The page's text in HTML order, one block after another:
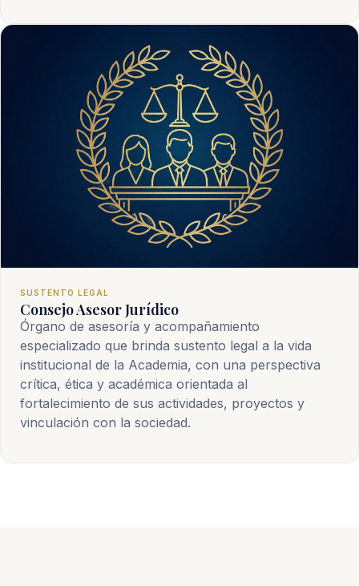
SUSTENTO LEGAL
Consejo Asesor Jurídico
Órgano de asesoría y acompañamiento
especializado que brinda sustento legal a la vida
institucional de la Academia, con una perspectiva
crítica, ética y académica orientada al
fortalecimiento de sus actividades, proyectos y
vinculación con la sociedad.